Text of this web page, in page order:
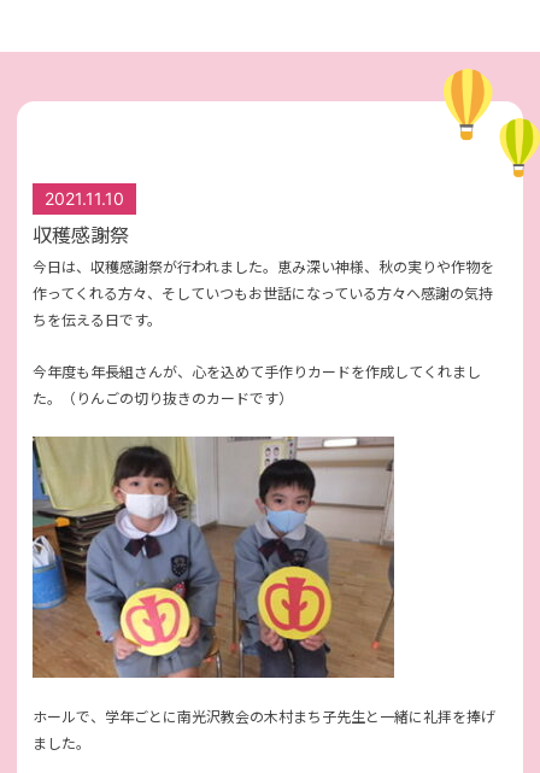
2021.11.10
収穫感謝祭
今日は、収穫感謝祭が行われました。恵み深い神様、秋の実りや作物を
作ってくれる方々、そしていつもお世話になっている方々へ感謝の気持
ちを伝える日です。
今年度も年長組さんが、心を込めて手作りカードを作成してくれまし
た。（りんごの切り抜きのカードです）
ホールで、学年ごとに南光沢教会の木村まち子先生と一緒に礼拝を捧げ
ました。